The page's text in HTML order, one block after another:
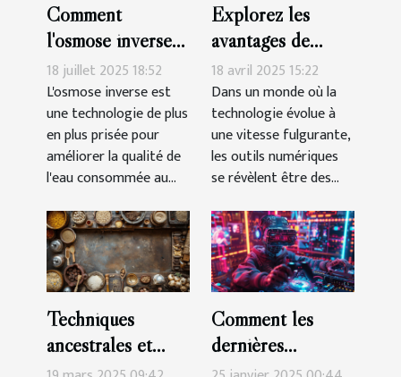
Comment
l'osmose inverse
transforme-t-elle
votre eau
quotidienne ?
18 juillet 2025 18:52
L'osmose inverse est
une technologie de plus
en plus prisée pour
améliorer la qualité de
l'eau consommée au...
Explorez les
avantages de
l'utilisation d'un
chatbot basé sur
l'IA pour
l'apprentissage
des langues
18 avril 2025 15:22
Dans un monde où la
technologie évolue à
une vitesse fulgurante,
les outils numériques
se révèlent être des...
Techniques
ancestrales et
modernes de
Comment les
dernières
avancées en IA